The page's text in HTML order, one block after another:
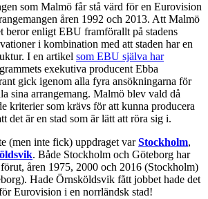
som Malmö får stå värd för en Eurovision
åren 1992 och 2013. Att Malmö
beror enligt EBU framförallt på stadens
i kombination med att staden har en
I en artikel som EBU själva har
exekutiva producent Ebba
gick igenom alla fyra ansökningarna för
sina arrangemang. Malmö blev vald då
kriterier som krävs för att kunna producera
det är en stad som är lätt att röra sig i.
(men inte fick) uppdraget varStockholm,
. Både Stockholm och Göteborg har
åren 1975, 2000 och 2016 (Stockholm)
Hade Örnsköldsvik fått jobbet hade det
Eurovision i en norrländsk stad!